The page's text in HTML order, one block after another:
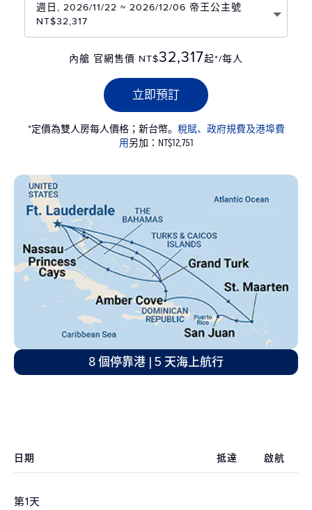
週日, 2026/11/22 ~ 2026/12/06 帝王公主號
NT$32,317
內艙 官網售價 NT$32,317起*/每人
立即預訂
*定價為雙人房每人價格；新台幣。 稅賦、政府規費及港埠費
用另加：NT$12,751
8 個停靠港 | 5 天海上航行
日期 抵達 啟航
第1天